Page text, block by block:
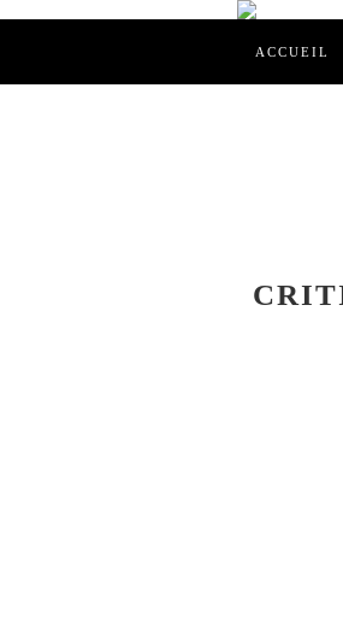
ACCUEIL